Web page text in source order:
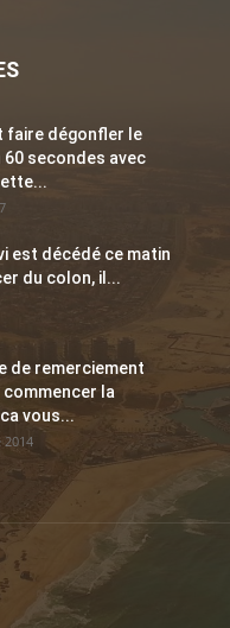
faire dégonfler le
60 secondes avec
est décédé ce matin
du colon, il...
de remerciement
commencer la
vous...